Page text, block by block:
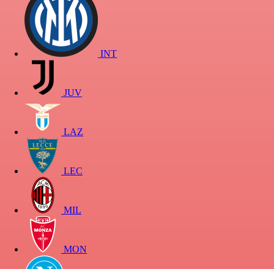
INT
JUV
LAZ
LEC
MIL
MON